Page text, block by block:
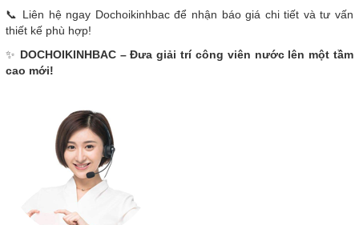
📞 Liên hệ ngay Dochoikinhbac để nhận báo giá chi tiết và tư vấn
thiết kế phù hợp!
✨ DOCHOIKINHBAC – Đưa giải trí công viên nước lên một tầm
cao mới!